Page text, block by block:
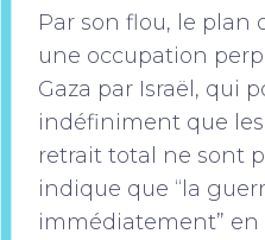
Par son flou, le plan
une occupation
Gaza par Israël, qui
indéfiniment que
retrait total ne sont
indique que “la
immédiatement” en